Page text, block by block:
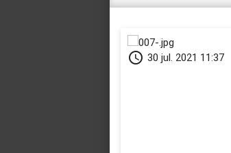
schedule 30 jul. 2021 11:37